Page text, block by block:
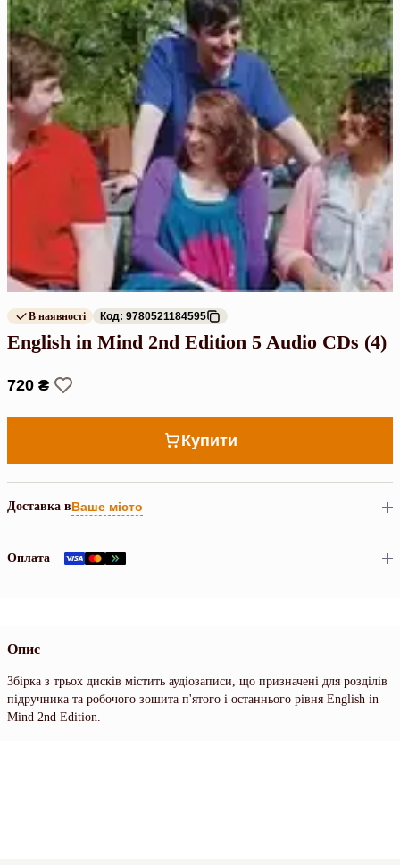
В наявності Код: 9780521184595
English in Mind 2nd Edition 5 Audio CDs (4)
720 ₴
Купити
Доставка вВаше місто
Оплата
Опис
Збірка з трьох дисків містить аудіозаписи, що призначені для розділів
підручника та робочого зошита п'ятого і останнього рівня English in
Mind 2nd Edition.